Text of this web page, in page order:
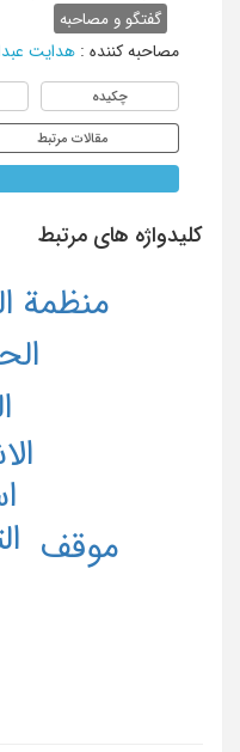
گفتگو و مصاحبه
مصاحبه کننده : هدایت
چکیده
مقالات مرتبط
کلیدواژه های مرتبط
منظمة
موقف